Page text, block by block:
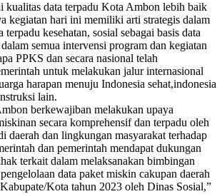
kualitas data terpadu Kota Ambon lebih baik
kegiatan hari ini memiliki arti strategis dalam
terpadu kesehatan, sosial sebagai basis data
semua intervensi program dan kegiatan
PPKS dan secara nasional telah
untuk melakukan jalur internasional
harapan menuju Indonesia sehat,indonesia
lain.
berkewajiban melakukan upaya
secara komprehensif dan terpadu oleh
daerah dan lingkungan masyarakat terhadap
dan pemerintah mendapat dukungan
terkait dalam melaksanakan bimbingan
data paket miskin cakupan daerah
Kota tahun 2023 oleh Dinas Sosial,”